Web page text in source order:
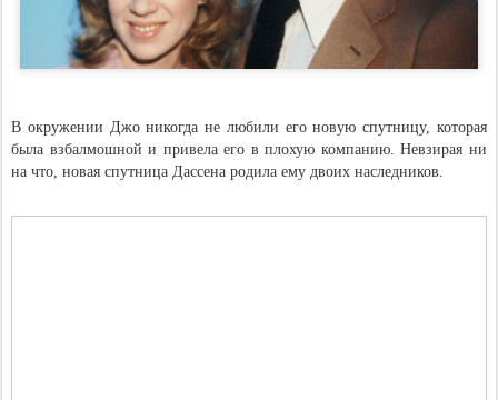
В окружении Джо никогда не любили его новую спутницу, которая
была взбалмошной и привела его в плохую компанию. Невзирая ни
на что, новая спутница Дассена родила ему двоих наследников.